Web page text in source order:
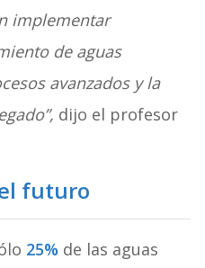
implementar
de aguas
avanzados y la
dijo el profesor
futuro
25% de las aguas